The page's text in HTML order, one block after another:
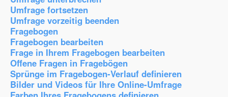
Umfrage fortsetzen
Umfrage vorzeitig beenden
Fragebogen
Fragebogen bearbeiten
Frage in Ihrem Fragebogen bearbeiten
Offene Fragen in Fragebögen
Sprünge im Fragebogen-Verlauf definieren
Bilder und Videos für Ihre Online-Umfrage